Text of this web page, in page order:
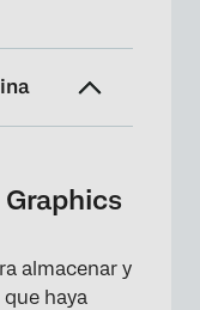
almacenar y
haya